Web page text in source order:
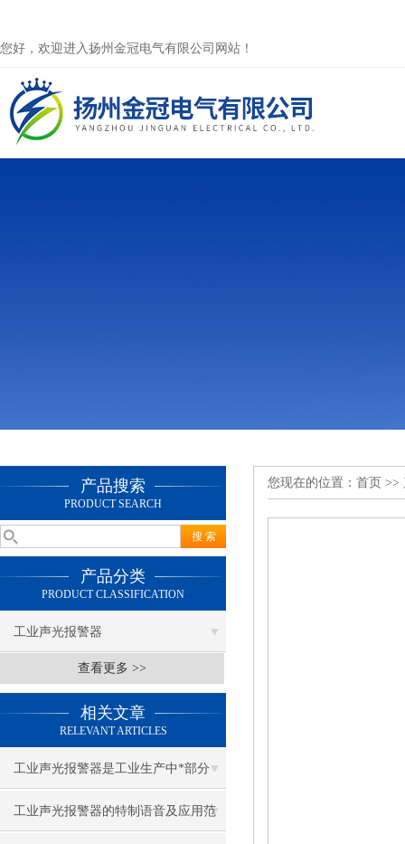
您好，欢迎进入扬州金冠电气有限公司网站！
产品搜索
PRODUCT SEARCH
产品分类
PRODUCT CLASSIFICATION
工业声光报警器
查看更多 >>
相关文章
RELEVANT ARTICLES
工业声光报警器是工业生产中*部分
工业声光报警器的特制语音及应用范
您现在的位置： 首页 >>